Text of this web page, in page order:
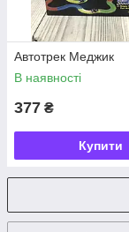
Автотрек Меджик
В наявності
377 ₴
Купити